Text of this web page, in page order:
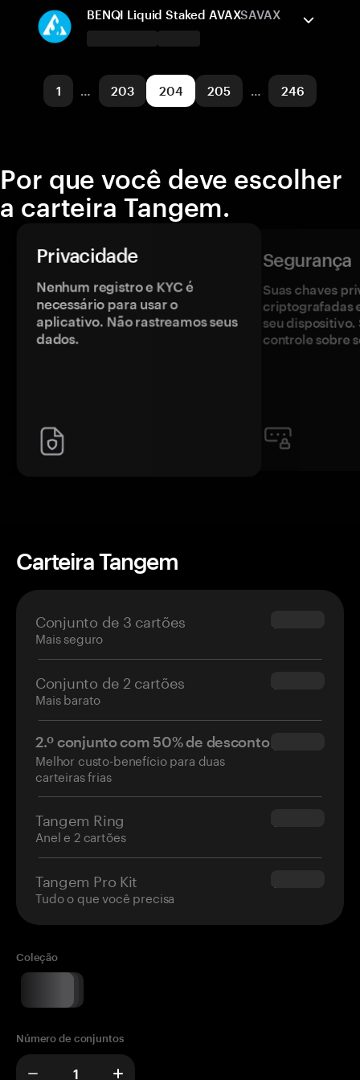
BNB Smart Chain
Enviar/Receber Comprar
Cardano
BENQI Liquid Staked AVAXSAVAX
Enviar/Receber Comprar Trocar
1 … 203 204 205 … 246
Por que você deve escolher
a carteira Tangem.
Privacidade
Nenhum registro e KYC é
necessário para usar o
aplicativo. Não rastreamos seus
dados.
Segurança
Suas chaves
criptografadas
seu dispositivo.
controle sobre
Carteira Tangem
Conjunto de 3 cartões
Mais seguro
$69.90
Conjunto de 2 cartões
Mais barato
$54.90
2.º conjunto com 50% de desconto
Melhor custo-benefício para duas
carteiras frias
$34.95
Tangem Ring
Anel e 2 cartões
$160.00
Tangem Pro Kit
Tudo o que você precisa
$180.00
Coleção
Número de conjuntos